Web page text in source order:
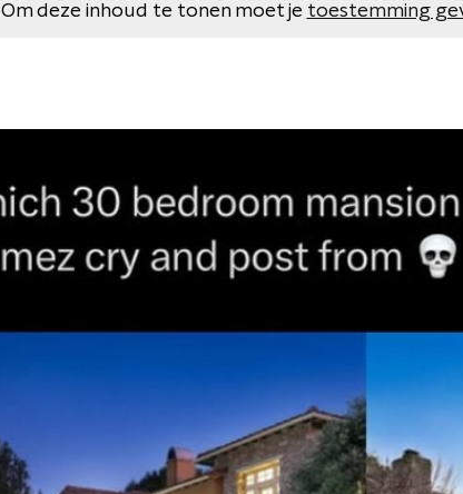
Om deze inhoud te tonen moet je toestemming